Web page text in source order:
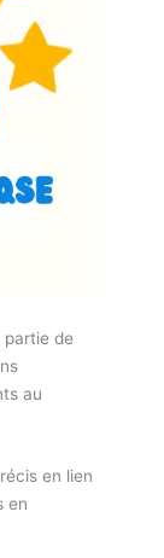
de
au
en lien
en